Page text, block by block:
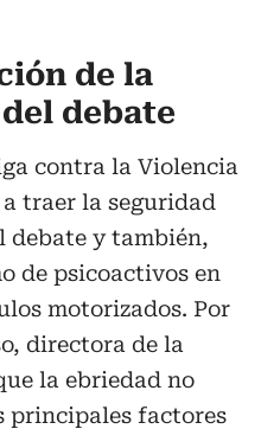
de la
debate
contra la Violencia
traer la seguridad
debate y también,
de psicoactivos en
motorizados. Por
directora de la
la ebriedad no
principales factores